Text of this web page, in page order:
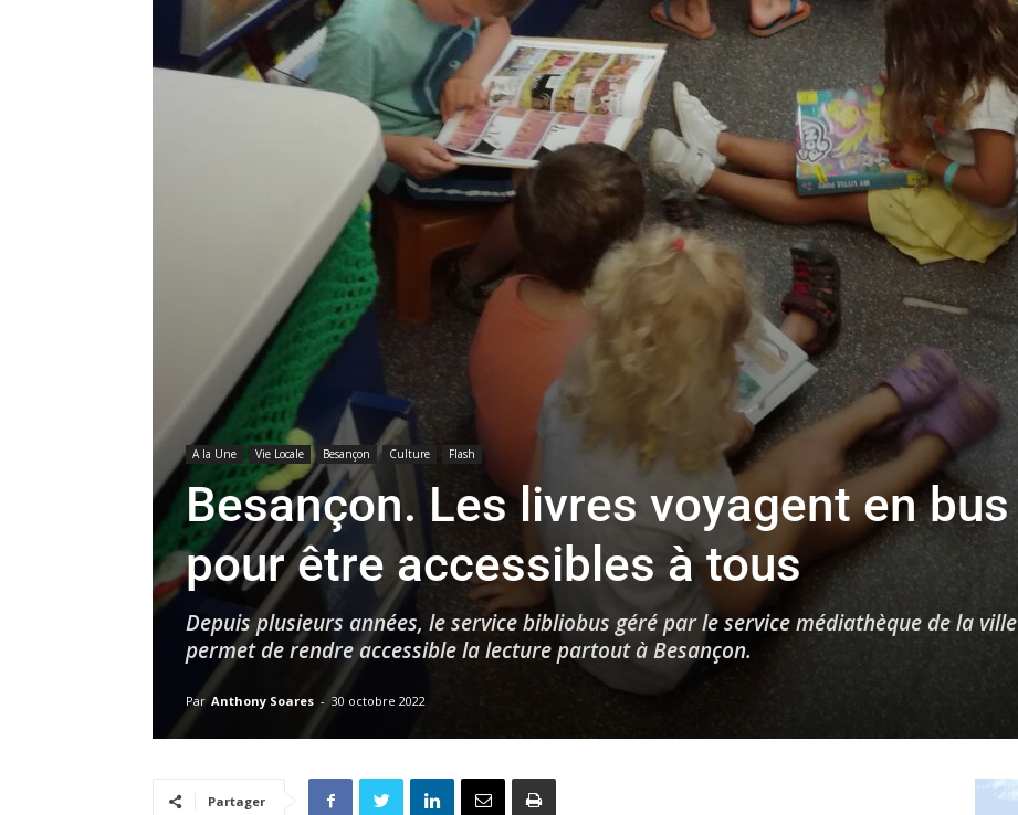
A la Une Vie Locale Besançon Culture Flash
Besançon. Les livres voyagent en bus
pour être accessibles à tous
Depuis plusieurs années, le service bibliobus géré par le service médiathèque de la ville
permet de rendre accessible la lecture partout à Besançon.
Par Anthony Soares - 30 octobre 2022
Partager